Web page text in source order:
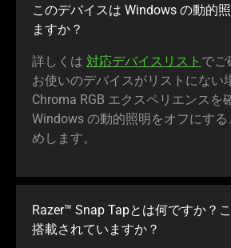
このデバイスは Windows の動的
ま すか ？
詳しくは 対応デバイスリスト でご
お使いのデバイスがリストにない
Chroma RGB エクスペリエンスを
Windows の動的照明をオフにす
めし ます。
Razer™ Snap Tapとは何ですか？
搭載されていますか？